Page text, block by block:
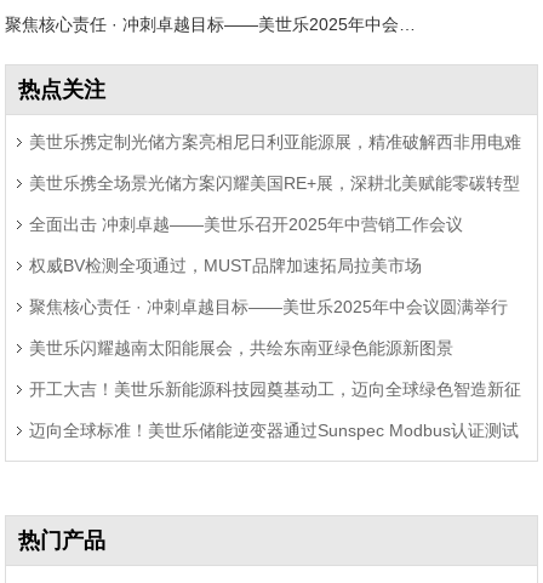
聚焦核心责任 · 冲刺卓越目标——美世乐2025年中会议圆满举行
热点关注
美世乐携定制光储方案亮相尼日利亚能源展，精准破解西非用电难
题 美世乐携全场景光储方案闪耀美国RE+展，深耕北美赋能零碳转型
全面出击 冲刺卓越——美世乐召开2025年中营销工作会议
权威BV检测全项通过，MUST品牌加速拓局拉美市场
聚焦核心责任 · 冲刺卓越目标——美世乐2025年中会议圆满举行
美世乐闪耀越南太阳能展会，共绘东南亚绿色能源新图景
开工大吉！美世乐新能源科技园奠基动工，迈向全球绿色智造新征
程 迈向全球标准！美世乐储能逆变器通过Sunspec Modbus认证测试
热门产品